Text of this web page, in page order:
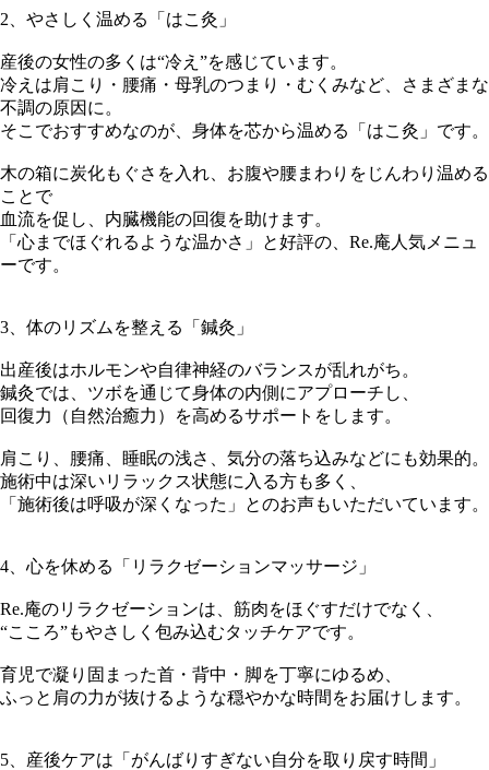
2、やさしく温める「はこ灸」
産後の女性の多くは“冷え”を感じています。
冷えは肩こり・腰痛・母乳のつまり・むくみなど、さまざまな
不調の原因に。
そこでおすすめなのが、身体を芯から温める「はこ灸」です。
木の箱に炭化もぐさを入れ、お腹や腰まわりをじんわり温める
ことで
血流を促し、内臓機能の回復を助けます。
「心までほぐれるような温かさ」と好評の、Re.庵人気メニュ
ーです。
3、体のリズムを整える「鍼灸」
出産後はホルモンや自律神経のバランスが乱れがち。
鍼灸では、ツボを通じて身体の内側にアプローチし、
回復力（自然治癒力）を高めるサポートをします。
肩こり、腰痛、睡眠の浅さ、気分の落ち込みなどにも効果的。
施術中は深いリラックス状態に入る方も多く、
「施術後は呼吸が深くなった」とのお声もいただいています。
4、心を休める「リラクゼーションマッサージ」
Re.庵のリラクゼーションは、筋肉をほぐすだけでなく、
“こころ”もやさしく包み込むタッチケアです。
育児で凝り固まった首・背中・脚を丁寧にゆるめ、
ふっと肩の力が抜けるような穏やかな時間をお届けします。
5、産後ケアは「がんばりすぎない自分を取り戻す時間」